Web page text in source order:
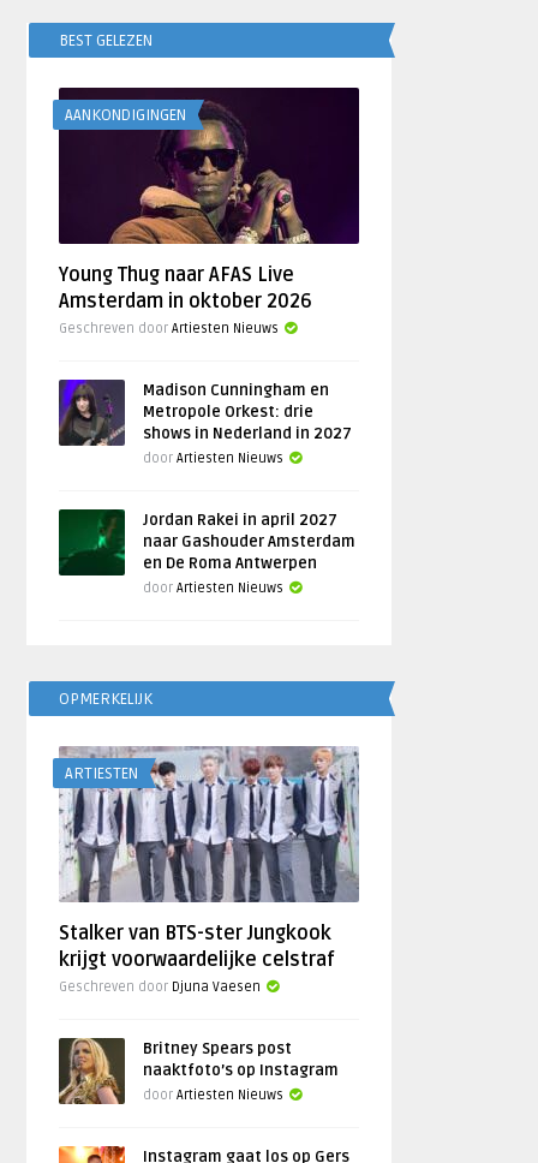
BEST GELEZEN
AANKONDIGINGEN
Young Thug naar AFAS Live
Amsterdam in oktober 2026
Geschreven doorArtiesten Nieuws
Madison Cunningham en
Metropole Orkest: drie
shows in Nederland in 2027
doorArtiesten Nieuws
Jordan Rakei in april 2027
naar Gashouder Amsterdam
en De Roma Antwerpen
doorArtiesten Nieuws
OPMERKELIJK
ARTIESTEN
Stalker van BTS-ster Jungkook
krijgt voorwaardelijke celstraf
Geschreven door Djuna Vaesen
Britney Spears post
naaktfoto’s op Instagram
doorArtiesten Nieuws
Instagram gaat los op Gers